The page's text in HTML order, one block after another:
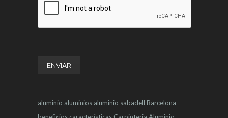
aluminio aluminios aluminio sabadell Barcelona